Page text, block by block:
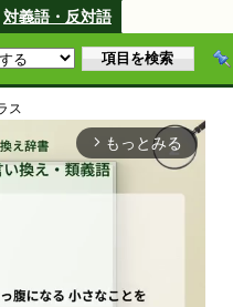
対義語・反対語
ス
arrow_forward_ios もっとみる